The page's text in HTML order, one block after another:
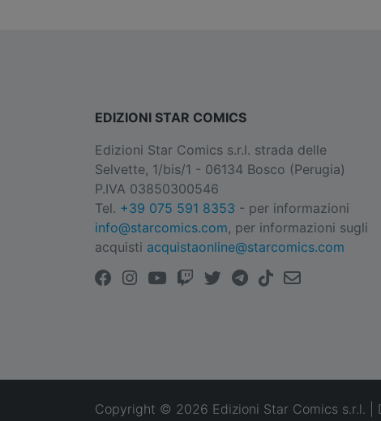
EDIZIONI STAR COMICS
Edizioni Star Comics s.r.l. strada delle
Selvette, 1/bis/1 - 06134 Bosco (Perugia)
P.IVA 03850300546
Tel. +39 075 591 8353 - per informazioni
info@starcomics.com, per informazioni sugli
acquisti acquistaonline@starcomics.com
Copyright © 2026 Edizioni Star Comics s.r.l. |